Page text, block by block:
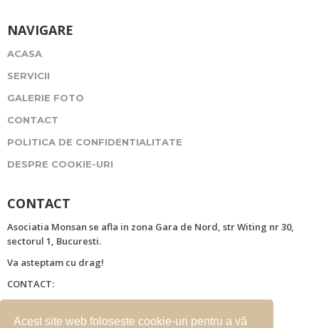
NAVIGARE
ACASA
SERVICII
GALERIE FOTO
CONTACT
POLITICA DE CONFIDENTIALITATE
DESPRE COOKIE-URI
CONTACT
Asociatia Monsan se afla in zona Gara de Nord, str Witing nr 30,
sectorul 1, Bucuresti.
Va asteptam cu drag!
CONTACT:
Mobil: 0722259654
Acest site web folosește cookie-uri pentru a vă